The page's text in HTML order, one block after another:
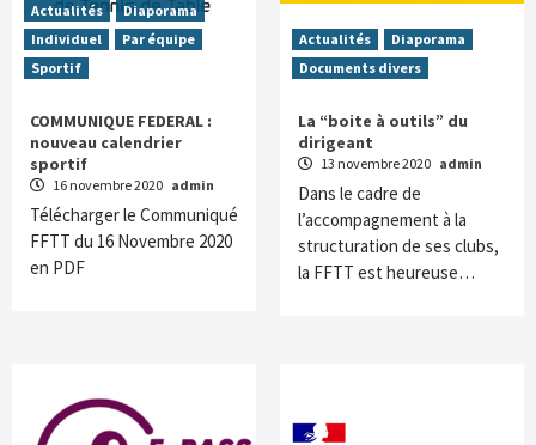
Actualités
Diaporama
Individuel
Par équipe
Sportif
COMMUNIQUE FEDERAL :
nouveau calendrier
sportif
16 novembre 2020 admin
Télécharger le Communiqué
FFTT du 16 Novembre 2020
en PDF
Actualités
Diaporama
Documents divers
La “boite à outils” du
dirigeant
13 novembre 2020 admin
Dans le cadre de
l’accompagnement à la
structuration de ses clubs,
la FFTT est heureuse…